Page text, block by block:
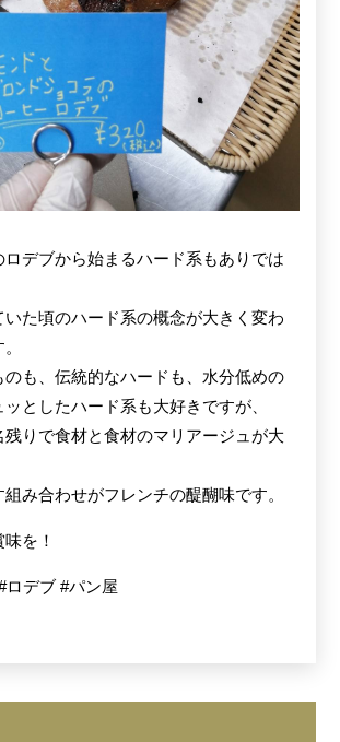
ロデブから始まるハード系もありでは
た頃のハード系の概念が大きく変わ
のも、伝統的なハードも、水分低めの
としたハード系も大好きですが、
残りで食材と食材のマリアージュが大
み合わせがフレンチの醍醐味です。
を！
デブ #パン屋